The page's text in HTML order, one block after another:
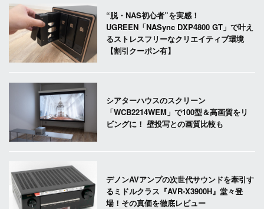
“脱・NAS初心者”を実感！
UGREEN「NASync DXP4800 GT」で叶え
るストレスフリーなクリエイティブ環境
【割引クーポン有】
シアターハウスのスクリーン
「WCB2214WEM」で100型＆高画質をリ
ビングに！ 壁投写との画質比較も
デノンAVアンプの次世代サウンドを牽引す
るミドルクラス『AVR-X3900H』堂々登
場！その真価を徹底レビュー